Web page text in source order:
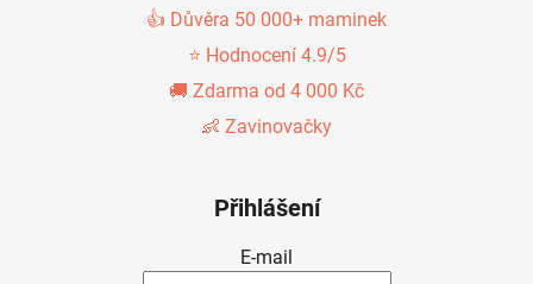
👍 Důvěra 50 000+ maminek
⭐ Hodnocení 4.9/5
🚚 Zdarma od 4 000 Kč
👶 Zavinovačky
Přihlášení
E-mail